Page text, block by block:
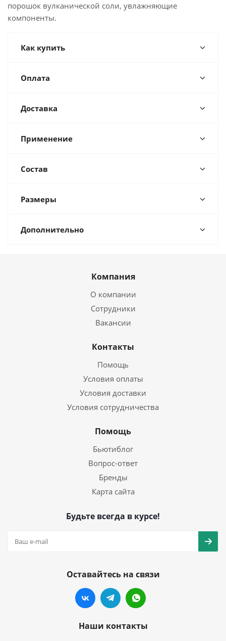
порошок вулканической соли, увлажняющие
компоненты.
Как купить
Оплата
Доставка
Применение
Состав
Размеры
Дополнительно
Компания
О компании
Сотрудники
Вакансии
Контакты
Помощь
Условия оплаты
Условия доставки
Условия сотрудничества
Помощь
Бьютиблог
Вопрос-ответ
Бренды
Карта сайта
Будьте всегда в курсе!
Оставайтесь на связи
Наши контакты